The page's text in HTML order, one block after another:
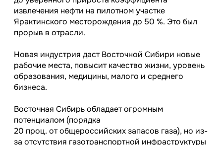
извлечения нефти на пилотном участке
Ярактинского месторождения до 50 %. Это был
прорыв в отрасли.
Новая индустрия даст Восточной Сибири новые
рабочие места, повысит качество жизни, уровень
образования, медицины, малого и среднего
бизнеса.
Восточная Сибирь обладает огромным
потенциалом (порядка
20 проц. от общероссийских запасов газа), но из-
за отсутствия газотранспортной инфраструктуры